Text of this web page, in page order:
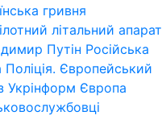
гривня
літальний апарат
Путін Російська
Поліція. Європейський
Укрінформ Європа